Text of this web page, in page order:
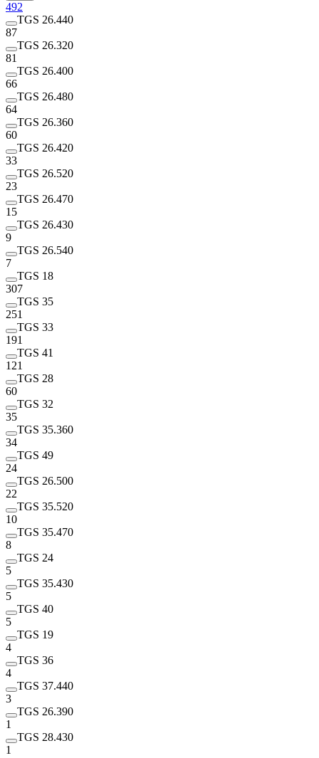
492
TGS 26.440
87
TGS 26.320
81
TGS 26.400
66
TGS 26.480
64
TGS 26.360
60
TGS 26.420
33
TGS 26.520
23
TGS 26.470
15
TGS 26.430
9
TGS 26.540
7
TGS 18
307
TGS 35
251
TGS 33
191
TGS 41
121
TGS 28
60
TGS 32
35
TGS 35.360
34
TGS 49
24
TGS 26.500
22
TGS 35.520
10
TGS 35.470
8
TGS 24
5
TGS 35.430
5
TGS 40
5
TGS 19
4
TGS 36
4
TGS 37.440
3
TGS 26.390
1
TGS 28.430
1